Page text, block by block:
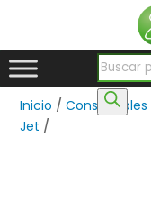
Inicio /Consumibles
Jet /